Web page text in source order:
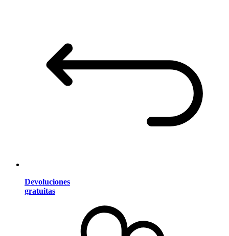
Devoluciones
gratuitas